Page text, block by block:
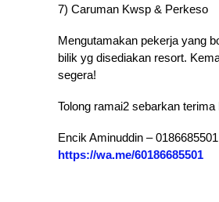
7) Caruman Kwsp & Perkeso
Mengutamakan pekerja yang
bilik yg disediakan resort.
segera!
Tolong ramai2 sebarkan terima
Encik Aminuddin – 0186685501
https://wa.me/60186685501